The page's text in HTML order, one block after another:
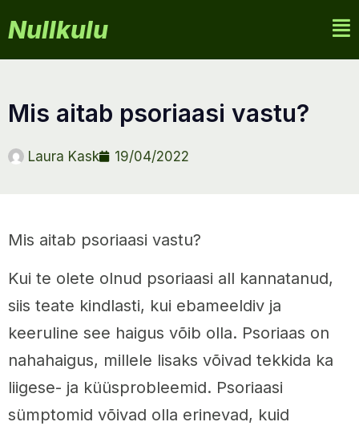
Nullkulu
mis aitab psoriaasi vastu?
Laura Kask 19/04/2022
Mis aitab psoriaasi vastu?
Kui te olete olnud psoriaasi all kannatanud,
siis teate kindlasti, kui ebameeldiv ja
keeruline see haigus võib olla. Psoriaas on
nahahaigus, millele lisaks võivad tekkida ka
liigese- ja küüsprobleemid. Psoriaasi
sümptomid võivad olla erinevad, kuid